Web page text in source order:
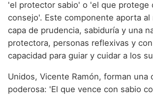
'el protector sabio' o 'el que protege
consejo'. Este componente aporta al
capa de prudencia, sabiduría y una
protectora, personas reflexivas y
capacidad para guiar y cuidar a los
Unidos, Vicente Ramón, forman una
poderosa: 'El que vence con sabio